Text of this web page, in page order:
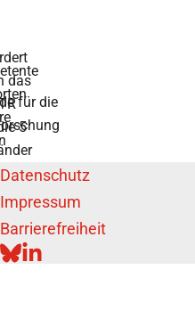
für die
das
5
Datenschutz
Impressum
Barrierefreiheit
BLUESKY
LINKEDIN